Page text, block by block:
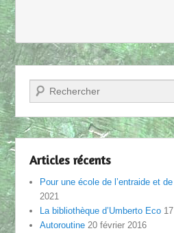
Recherche
Articles récents
Pour une école de l’entraide et
2021
La bibliothèque d’Umberto Eco
Autoroutine 20 février 2016